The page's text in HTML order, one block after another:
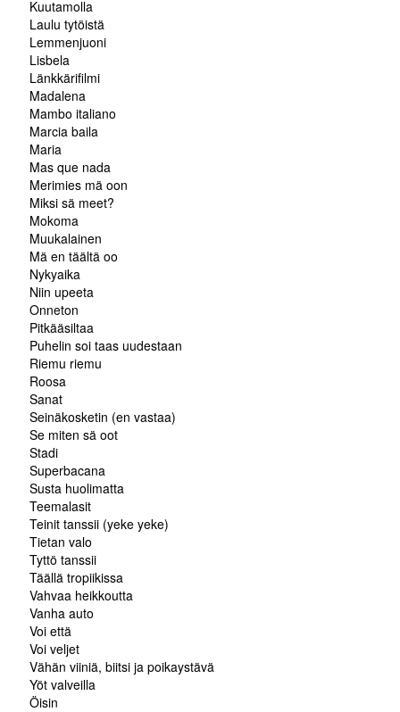
Kuutamolla
Laulu tytöistä
Lemmenjuoni
Lisbela
Länkkärifilmi
Madalena
Mambo italiano
Marcia baila
Maria
Mas que nada
Merimies mä oon
Miksi sä meet?
Mokoma
Muukalainen
Mä en täältä oo
Nykyaika
Niin upeeta
Onneton
Pitkääsiltaa
Puhelin soi taas uudestaan
Riemu riemu
Roosa
Sanat
Seinäkosketin (en vastaa)
Se miten sä oot
Stadi
Superbacana
Susta huolimatta
Teemalasit
Teinit tanssii (yeke yeke)
Tietan valo
Tyttö tanssii
Täällä tropiikissa
Vahvaa heikkoutta
Vanha auto
Voi että
Voi veljet
Vähän viiniä, biitsi ja poikaystävä
Yöt valveilla
Öisin